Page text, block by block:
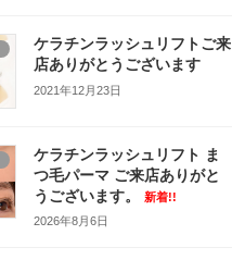
ケラチンラッシュリフトご来
店ありがとうございます
2021年12月23日
ケラチンラッシュリフト ま
つ毛パーマ ご来店ありがと
うございます。
新着!!
2026年8月6日